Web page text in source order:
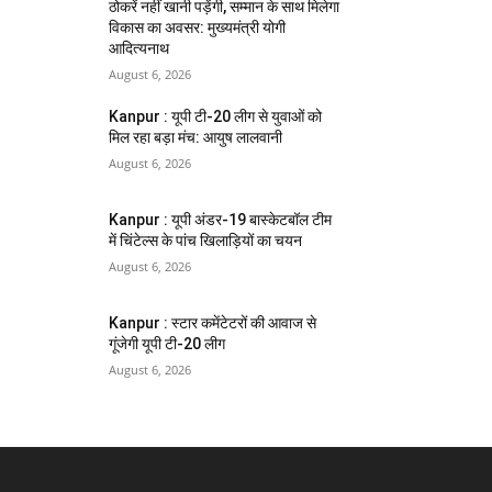
ठोकरें नहीं खानी पड़ेंगी, सम्मान के साथ मिलेगा
विकास का अवसर: मुख्यमंत्री योगी
आदित्यनाथ
August 6, 2026
Kanpur : यूपी टी-20 लीग से युवाओं को
मिल रहा बड़ा मंच: आयुष लालवानी
August 6, 2026
Kanpur : यूपी अंडर-19 बास्केटबॉल टीम
में चिंटेल्स के पांच खिलाड़ियों का चयन
August 6, 2026
Kanpur : स्टार कमेंटेटरों की आवाज से
गूंजेगी यूपी टी-20 लीग
August 6, 2026